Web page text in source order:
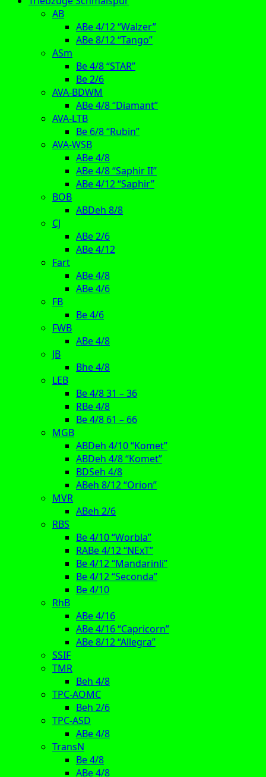
AB
ABe 4/12 “Walzer”
ABe 8/12 “Tango”
ASm
Be 4/8 “STAR”
Be 2/6
AVA-BDWM
ABe 4/8 “Diamant”
AVA-LTB
Be 6/8 “Rubin”
AVA-WSB
ABe 4/8
ABe 4/8 “Saphir II”
ABe 4/12 “Saphir”
BOB
ABDeh 8/8
CJ
ABe 2/6
ABe 4/12
Fart
ABe 4/8
ABe 4/6
FB
Be 4/6
FWB
ABe 4/8
JB
Bhe 4/8
LEB
Be 4/8 31 – 36
RBe 4/8
Be 4/8 61 – 66
MGB
ABDeh 4/10 “Komet”
ABDeh 4/8 “Komet”
BDSeh 4/8
ABeh 8/12 “Orion”
MVR
ABeh 2/6
RBS
Be 4/10 “Worbla”
RABe 4/12 “NExT”
Be 4/12 “Mandarinli”
Be 4/12 “Seconda”
Be 4/10
RhB
ABe 4/16
ABe 4/16 “Capricorn”
ABe 8/12 “Allegra”
SSIF
TMR
Beh 4/8
TPC-AOMC
Beh 2/6
TPC-ASD
ABe 4/8
TransN
Be 4/8
ABe 4/8